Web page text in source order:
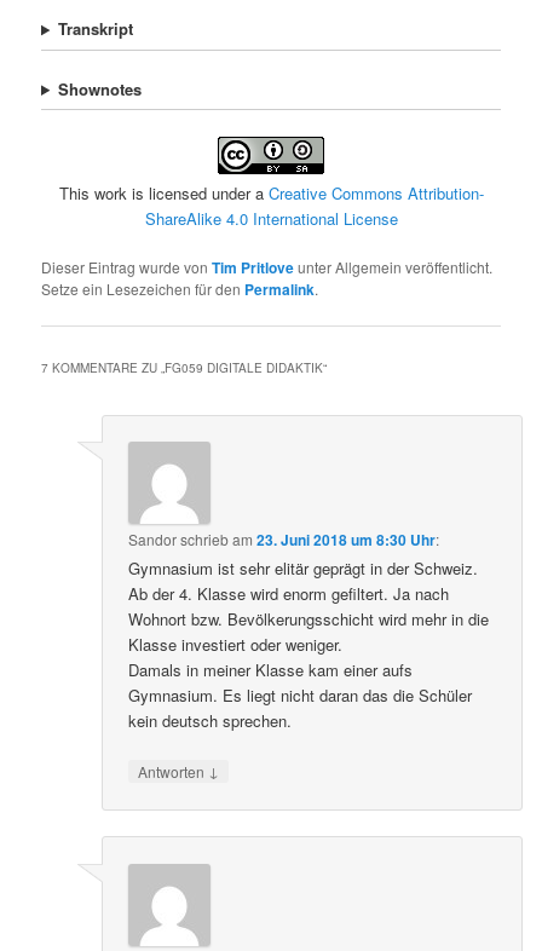
Transkript
Shownotes
This work is licensed under a Creative Commons Attribution-
ShareAlike 4.0 International License
Dieser Eintrag wurde vonTim Pritloveunter Allgemein veröffentlicht.
Setze ein Lesezeichen für den Permalink.
7 KOMMENTARE ZU „FG059 DIGITALE DIDAKTIK“
Sandorschriebam23. Juni 2018 um 8:30 Uhr:
Gymnasium ist sehr elitär geprägt in der Schweiz.
Ab der 4. Klasse wird enorm gefiltert. Ja nach
Wohnort bzw. Bevölkerungsschicht wird mehr in die
Klasse investiert oder weniger.
Damals in meiner Klasse kam einer aufs
Gymnasium. Es liegt nicht daran das die Schüler
kein deutsch sprechen.
Antworten ↓